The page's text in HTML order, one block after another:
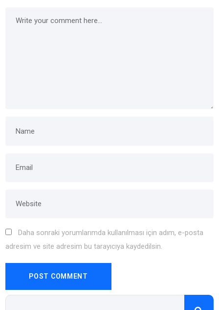
Daha sonraki yorumlarımda kullanılması için adım, e-posta
adresim ve site adresim bu tarayıcıya kaydedilsin.